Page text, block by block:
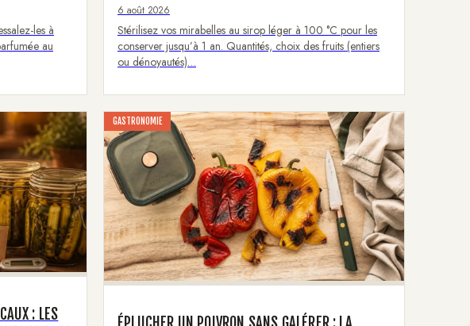
les à
au
6 août 2026
Stérilisez vos mirabelles au sirop léger à 100 °C pour les
conserver jusqu’à 1 an. Quantités, choix des fruits (entiers
ou dénoyautés)…
: LES
GASTRONOMIE